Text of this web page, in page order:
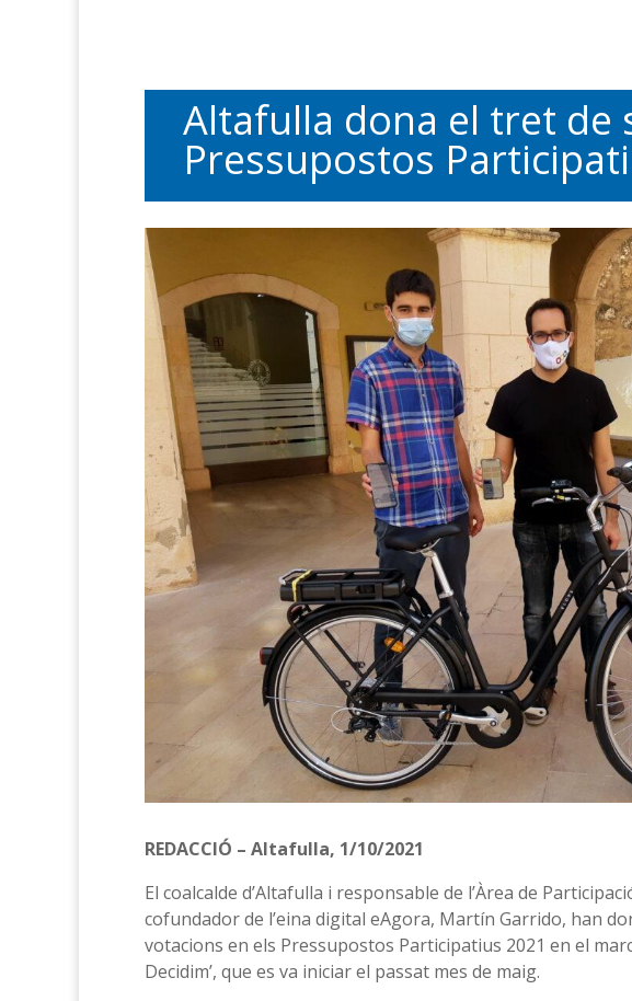
Altafulla dona el tret de
Pressupostos
REDACCIÓ – Altafulla, 1/10/2021
El coalcalde d’Altafulla i responsable de l’Àrea de
cofundador de l’eina digital eAgora, Martín Garrido, han
votacions en els Pressupostos Participatius 2021 en el
Decidim’, que es va iniciar el passat mes de maig.